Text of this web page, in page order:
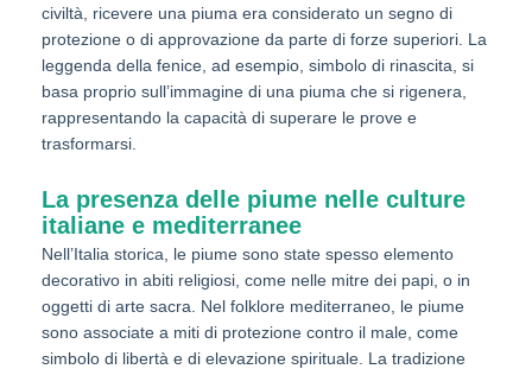
civiltà, ricevere una piuma era considerato un segno di
protezione o di approvazione da parte di forze superiori. La
leggenda della fenice, ad esempio, simbolo di rinascita, si
basa proprio sull’immagine di una piuma che si rigenera,
rappresentando la capacità di superare le prove e
trasformarsi.
La presenza delle piume nelle culture
italiane e mediterranee
Nell’Italia storica, le piume sono state spesso elemento
decorativo in abiti religiosi, come nelle mitre dei papi, o in
oggetti di arte sacra. Nel folklore mediterraneo, le piume
sono associate a miti di protezione contro il male, come
simbolo di libertà e di elevazione spirituale. La tradizione